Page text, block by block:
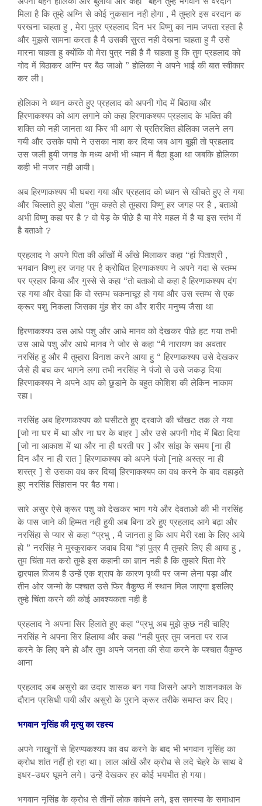
मिला है कि तुम्हे अग्नि से कोई नुकसान नही होगा , मै तुम्हारे इस वरदान क
परखना चाहता हु , मेरा पुत्र प्रहलाद दिन भर विष्णु का नाम जपता रहता है
और मुझसे सामना करता है मै उसकी सुरत नही देखना चाहता हु मै उसे
मारना चाहता हु क्योंकि वो मेरा पुत्र नही है मै चाहता हु कि तुम प्रहलाद को
गोद में बिठाकर अग्नि पर बैठ जाओ ” होलिका ने अपने भाई की बात स्वीकार
कर ली।
होलिका ने ध्यान करते हुए प्रहलाद को अपनी गोद में बिठाया और
हिरणाकश्यप को आग लगाने को कहा हिरणाकश्यप प्रहलाद के भक्ति की
शक्ति को नही जानता था फिर भी आग से प्रतिरक्षित होलिका जलने लग
गयी और उसके पापो ने उसका नाश कर दिया जब आग बुझी तो प्रहलाद
उस जली हुयी जगह के मध्य अभी भी ध्यान में बैठा हुआ था जबकि होलिका
कही भी नजर नही आयी।
अब हिरणाकश्यप भी घबरा गया और प्रहलाद को ध्यान से खीचते हुए ले गया
और चिल्लाते हुए बोला “तुम कहते हो तुम्हारा विष्णु हर जगह पर है , बताओ
अभी विष्णु कहा पर है ? वो पेड़ के पीछे है या मेरे महल में है या इस स्तंभ में
है बताओ ?
प्रहलाद ने अपने पिता की आँखों में आँखे मिलाकर कहा “हां पिताश्री ,
भगवान विष्णु हर जगह पर है क्रोधित हिरणाकश्यप ने अपने गदा से स्तम्भ
पर प्रहार किया और गुस्से से कहा “तो बताओ वो कहा है हिरणाकश्यप दंग
रह गया और देखा कि वो स्तम्भ चकनाचूर हो गया और उस स्तम्भ से एक
क्रूर पशु निकला जिसका मुंह शेर का और शरीर मनुष्य जैसा था
हिरणाकश्यप उस आधे पशु और आधे मानव को देखकर पीछे हट गया तभी
उस आधे पशु और आधे मानव ने जोर से कहा “मै नारायण का अवतार
नरसिंह हु और मै तुम्हारा विनाश करने आया हु “ हिरणाकश्यप उसे देखकर
जैसे ही बच कर भागने लगा तभी नरसिंह ने पंजो से उसे जकड़ दिया
हिरणाकश्यप ने अपने आप को छुडाने के बहुत कोशिश की लेकिन नाकाम
रहा।
नरसिंह अब हिरणाकश्यप को घसीटते हुए दरवाजे की चौखट तक ले गया
[जो ना घर में था और ना घर के बाहर ] और उसे अपनी गोद में बिठा दिया
[जो ना आकाश में था और ना ही धरती पर ] और सांझ के समय [ना ही
दिन और ना ही रात ] हिरणाकश्यप को अपने पंजो [नाहे अस्त्र ना ही
शस्त्र ] से उसका वध कर दिया| हिरणाकश्यप का वध करने के बाद दहाड़ते
हुए नरसिंह सिंहासन पर बैठ गया।
सारे असुर ऐसे क्रूर पशु को देखकर भाग गये और देवताओ की भी नरसिंह
के पास जाने की हिम्मत नही हुयी अब बिना डरे हुए प्रहलाद आगे बढ़ा और
नरसिंहा से प्यार से कहा “प्रभु , मै जानता हु कि आप मेरी रक्षा के लिए आये
हो ” नरसिंह ने मुस्कुराकर जवाब दिया “हां पुत्र मै तुम्हारे लिए ही आया हु ,
तुम चिंता मत करो तुम्हे इस कहानी का ज्ञान नही है कि तुम्हारे पिता मेरे
द्वारपाल विजय है उन्हें एक श्राप के कारण पृथ्वी पर जन्म लेना पड़ा और
तीन ओर जन्मो के पश्चात उसे फिर वैकुण्ठ में स्थान मिल जाएगा इसलिए
तुम्हे चिंता करने की कोई आवश्यकता नही है
प्रहलाद ने अपना सिर हिलाते हुए कहा “प्रभु अब मुझे कुछ नही चाहिए
नरसिंह ने अपना सिर हिलाया और कहा “नही पुत्र तुम जनता पर राज
करने के लिए बने हो और तुम अपने जनता की सेवा करने के पश्चात वैकुण्ठ
आना
प्रहलाद अब असुरो का उदार शासक बन गया जिसने अपने शाशनकाल के
दौरान प्रसिधी पायी और असुरो के पुराने क्रूर तरीके समाप्त कर दिए।
भगवान नृसिंह की मृत्यु का रहस्य
अपने नाखूनों से हिरण्यकश्यप का वध करने के बाद भी भगवान नृसिंह का
क्रोध शांत नहीं हो रहा था। लाल आंखें और क्रोध से लदे चेहरे के साथ वे
इधर-उधर घूमने लगे। उन्हें देखकर हर कोई भयभीत हो गया।
भगवान नृसिंह के क्रोध से तीनों लोक कांपने लगे, इस समस्या के समाधान